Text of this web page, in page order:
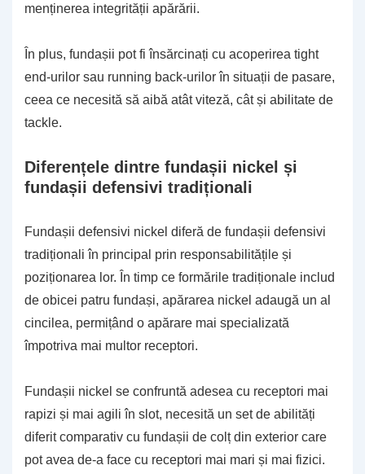
menținerea integrității apărării.
În plus, fundașii pot fi însărcinați cu acoperirea tight
end-urilor sau running back-urilor în situații de pasare,
ceea ce necesită să aibă atât viteză, cât și abilitate de
tackle.
Diferențele dintre fundașii nickel și
fundașii defensivi tradiționali
Fundașii defensivi nickel diferă de fundașii defensivi
tradiționali în principal prin responsabilitățile și
poziționarea lor. În timp ce formările tradiționale includ
de obicei patru fundași, apărarea nickel adaugă un al
cincilea, permițând o apărare mai specializată
împotriva mai multor receptori.
Fundașii nickel se confruntă adesea cu receptori mai
rapizi și mai agili în slot, necesită un set de abilități
diferit comparativ cu fundașii de colț din exterior care
pot avea de-a face cu receptori mai mari și mai fizici.